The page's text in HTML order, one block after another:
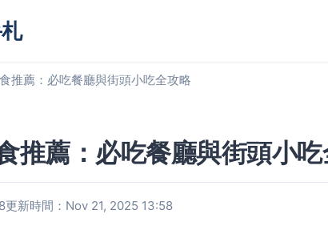
推薦：必吃餐廳與街頭小吃全攻略
推薦：必吃餐廳與街頭小
更新時間：Nov 21, 2025 13:58